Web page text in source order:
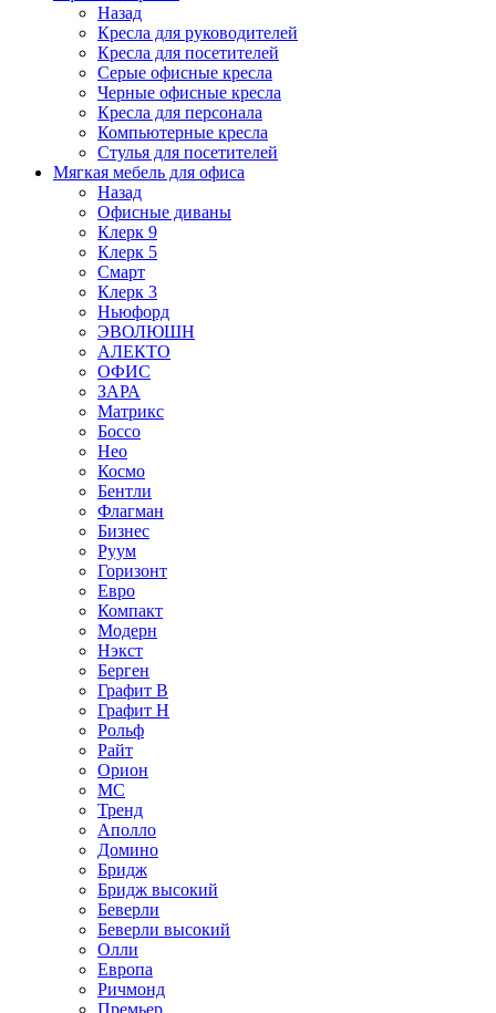
Назад
Кресла для руководителей
Кресла для посетителей
Серые офисные кресла
Черные офисные кресла
Кресла для персонала
Компьютерные кресла
Стулья для посетителей
Мягкая мебель для офиса
Назад
Офисные диваны
Клерк 9
Клерк 5
Смарт
Клерк 3
Ньюфорд
ЭВОЛЮШН
АЛЕКТО
ОФИС
ЗАРА
Матрикс
Боссо
Нео
Космо
Бентли
Флагман
Бизнес
Руум
Горизонт
Евро
Компакт
Модерн
Нэкст
Берген
Графит В
Графит Н
Рольф
Райт
Орион
МС
Тренд
Аполло
Домино
Бридж
Бридж высокий
Беверли
Беверли высокий
Олли
Европа
Ричмонд
Премьер